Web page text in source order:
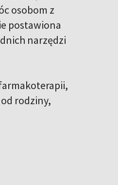
osobom z
postawiona
narzędzi
rodziny,